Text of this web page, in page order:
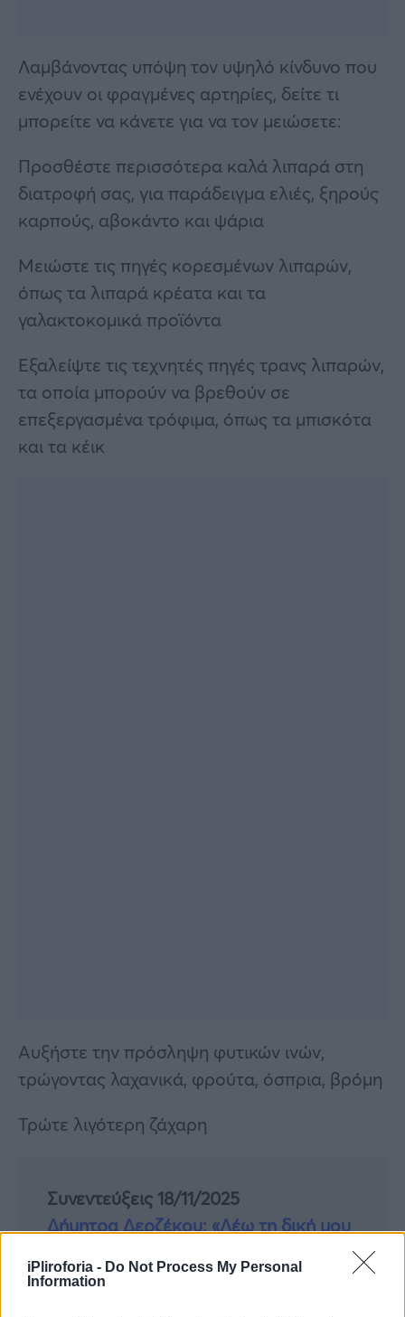
iPliroforia - Do Not Process My Personal
Information
Λαμβάνοντας υπόψη τον υψηλό κίνδυνο που
ενέχουν οι φραγμένες αρτηρίες, δείτε τι
μπορείτε να κάνετε για να τον μειώσετε:
Προσθέστε περισσότερα καλά λιπαρά στη
διατροφή σας, για παράδειγμα ελιές, ξηρούς
καρπούς, αβοκάντο και ψάρια
Μειώστε τις πηγές κορεσμένων λιπαρών,
όπως τα λιπαρά κρέατα και τα
γαλακτοκομικά προϊόντα
Εξαλείψτε τις τεχνητές πηγές τρανς λιπαρών,
τα οποία μπορούν να βρεθούν σε
επεξεργασμένα τρόφιμα, όπως τα μπισκότα
και τα κέικ
Αυξήστε την πρόσληψη φυτικών ινών,
τρώγοντας λαχανικά, φρούτα, όσπρια, βρόμη
Τρώτε λιγότερη ζάχαρη
Συνεντεύξεις 18/11/2025
Δήμητρα Δερζέκου: «Λέω τη δική μου